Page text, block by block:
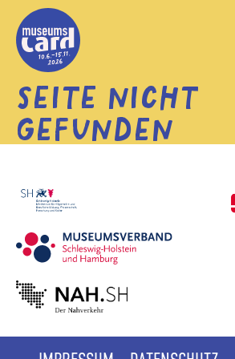
STARTSEITE
INFOS UND FAQ
GEWINNSPIEL
DANSK
LEICHTE SPRACHE
ENGLISH
SEITE NICHT
GEFUNDEN